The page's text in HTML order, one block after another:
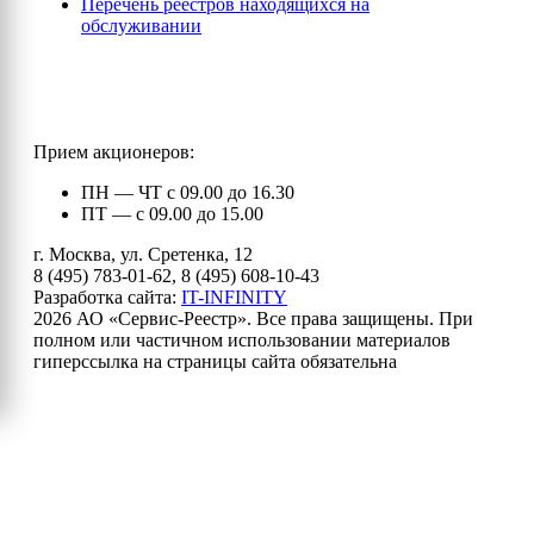
обслуживании
Прием акционеров:
ПН — ЧТ с 09.00 до 16.30
ПТ — с 09.00 до 15.00
г. Москва, ул. Сретенка, 12
8 (495) 783-01-62, 8 (495) 608-10-43
Разработка сайта: IT-INFINITY
2026 АО «Сервис-Реестр». Все права защищены. При
полном или частичном использовании материалов
гиперссылка на страницы сайта обязательна